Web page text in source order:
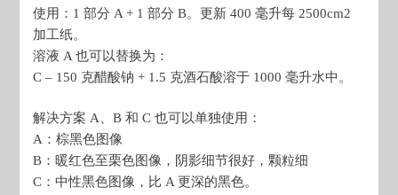
使用：1 部分 A + 1 部分 B。更新 400 毫升每 2500cm2
加工纸。
溶液 A 也可以替换为：
C – 150 克醋酸钠 + 1.5 克酒石酸溶于 1000 毫升水中。
解决方案 A、B 和 C 也可以单独使用：
A：棕黑色图像
B：暖红色至栗色图像，阴影细节很好，颗粒细
C：中性黑色图像，比 A 更深的黑色。